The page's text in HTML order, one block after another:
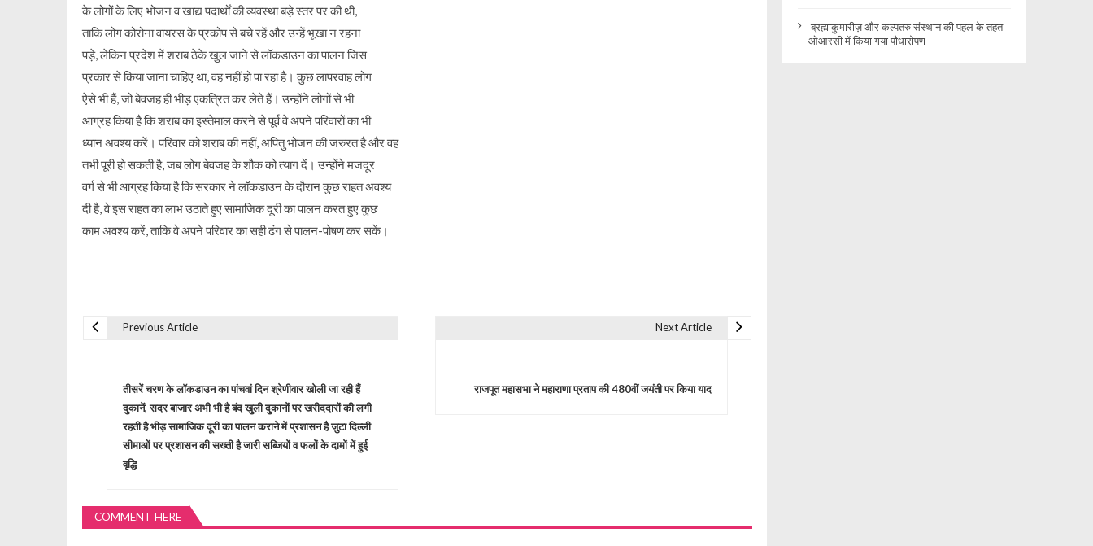
के लोगों के लिए भोजन व खाद्य पदार्थों की व्यवस्था बड़े स्तर पर की थी,
ताकि लोग कोरोना वायरस के प्रकोप से बचे रहें और उन्हें भूखा न रहना
पड़े, लेकिन प्रदेश में शराब ठेके खुल जाने से लॉकडाउन का पालन जिस
प्रकार से किया जाना चाहिए था, वह नहीं हो पा रहा है। कुछ लापरवाह लोग
ऐसे भी हैं, जो बेवजह ही भीड़ एकत्रित कर लेते हैं। उन्होंने लोगों से भी
आग्रह किया है कि शराब का इस्तेमाल करने से पूर्व वे अपने परिवारों का भी
ध्यान अवश्य करें। परिवार को शराब की नहीं, अपितु भोजन की जरुरत है और वह
तभी पूरी हो सकती है, जब लोग बेवजह के शौक को त्याग दें। उन्होंने मजदूर
वर्ग से भी आग्रह किया है कि सरकार ने लॉकडाउन के दौरान कुछ राहत अवश्य
दी है, वे इस राहत का लाभ उठाते हुए सामाजिक दूरी का पालन करत हुए कुछ
काम अवश्य करें, ताकि वे अपने परिवार का सही ढंग से पालन-पोषण कर सकें।
n
Previous Article
तीसरें चरण के लॉकडाउन का पांचवां दिन श्रेणीवार खोली जा रही हैं
दुकानें, सदर बाजार अभी भी है बंद खुली दुकानों पर खरीददारों की लगी
रहती है भीड़ सामाजिक दूरी का पालन कराने में प्रशासन है जुटा दिल्ली
सीमाओं पर प्रशासन की सख्ती है जारी सब्जियों व फलों के दामों में हुई
वृद्धि
Next Article
राजपूत महासभा ने महाराणा प्रताप की 480वीं जयंती पर किया याद
COMMENT HERE
ब्रह्माकुमारीज़ और कल्पतरु संस्थान की पहल के तहत
ओआरसी में किया गया पौधारोपण